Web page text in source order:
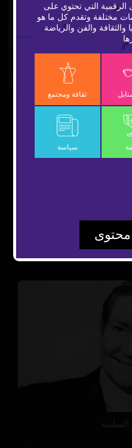
Play
Video
وعالم الفيزياء لم
عمره؟
التي تحتوي على
مختلفة وتقدم كل ما هو
والثقافة والفن والرياضة
ثقافة ومجتمع
سياسة